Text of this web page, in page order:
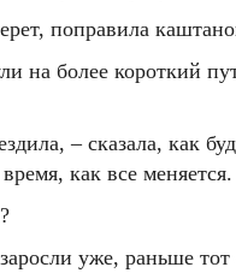
поправила
на более короткий
– сказала, как
как все меняется.
уже, раньше